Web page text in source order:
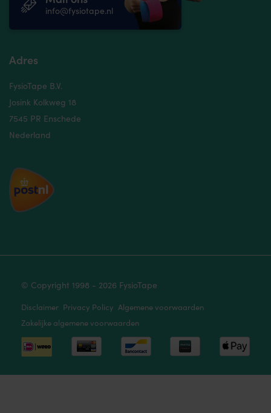
info@fysiotape.nl
Adres
FysioTape B.V.
Josink Kolkweg 18
7545 PR Enschede
Nederland
© Copyright 1998 - 2026 FysioTape
Disclaimer Privacy Policy Algemene voorwaarden
Zakelijke algemene voorwaarden